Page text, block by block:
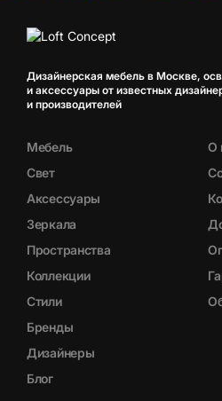
Дизайнерская мебель в Москве,
и аксессуары от известных
и производителей
Мебель
Свет
Аксессуары
Зеркала
Пространства
Коллекции
Стили
Бренды
Дизайнеры
Блог
О